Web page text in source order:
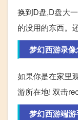
换到D盘,D盘大
的没用的东西。
梦幻西游录
如果你是在家里
游所在地! 双击rec
梦幻西游端